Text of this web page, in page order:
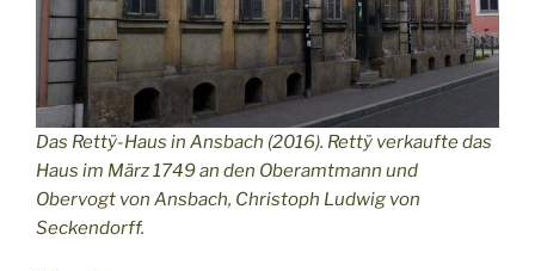
Das Rettÿ-Haus in Ansbach (2016). Rettÿ verkaufte das
Haus im März 1749 an den Oberamtmann und
Obervogt von Ansbach, Christoph Ludwig von
Seckendorff.